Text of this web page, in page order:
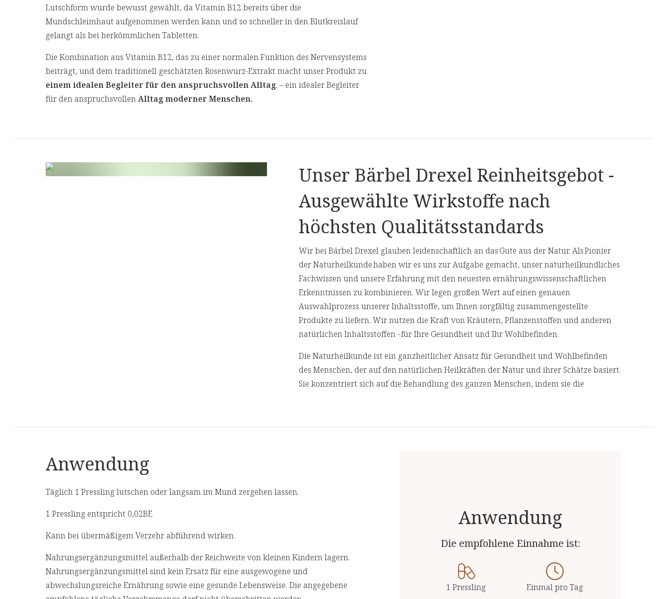
Lutschform wurde bewusst gewählt, da Vitamin B12 bereits über die
Mundschleimhaut aufgenommen werden kann und so schneller in den Blutkreislauf
gelangt als bei herkömmlichen Tabletten.
Die Kombination aus Vitamin B12, das zu einer normalen Funktion des Nervensystems
beiträgt, und dem traditionell geschätzten Rosenwurz-Extrakt macht unser Produkt zu
einem idealen Begleiter für den anspruchsvollen Alltag. – ein idealer Begleiter
für den anspruchsvollenAlltag moderner Menschen.
Erfahren Sie mehr über die Vorteile und die Herstellung von
Presslingen.
Nährwertangaben
Empfohlene Tagesdosis:
Inhalt pro Tagesdosis
1 Pressling (0,4 g) enthält:
Vitamin B12 250 µg (10000 %**)
** Prozent des Nährwertstoffbezugswertes nach LMIV
(Lebensmittelinformationsverordnung)
Unser Bärbel Drexel Reinheitsgebot -
Ausgewählte Wirkstoffe nach
höchsten Qualitätsstandards
Wir bei Bärbel Drexel glauben leidenschaftlich an das Gute aus der Natur. Als Pionier
der Naturheilkunde haben wir es uns zur Aufgabe gemacht, unser naturheilkundliches
Fachwissen und unsere Erfahrung mit den neuesten ernährungswissenschaftlichen
Erkenntnissen zu kombinieren. Wir legen großen Wert auf einen genauen
Auswahlprozess unserer Inhaltsstoffe, um Ihnen sorgfältig zusammengestellte
Produkte zu liefern. Wir nutzen die Kraft von Kräutern, Pflanzenstoffen und anderen
natürlichen Inhaltsstoffen - für Ihre Gesundheit und Ihr Wohlbefinden.
Die Naturheilkunde ist ein ganzheitlicher Ansatz für Gesundheit und Wohlbefinden
des Menschen, der auf den natürlichen Heilkräften der Natur und ihrer Schätze basiert.
Sie konzentriert sich auf die Behandlung des ganzen Menschen, indem sie die
Anwendung
Die empfohlene Einnahme ist:
1 Pressling Einmal pro Tag
Anwendung
Täglich 1 Pressling lutschen oder langsam im Mund zergehen lassen.
1 Pressling entspricht 0,02BE
Kann bei übermäßigem Verzehr abführend wirken.
Nahrungsergänzungsmittel außerhalb der Reichweite von kleinen Kindern lagern.
Nahrungsergänzungsmittel sind kein Ersatz für eine ausgewogene und
abwechslungsreiche Ernährung sowie eine gesunde Lebensweise. Die angegebene